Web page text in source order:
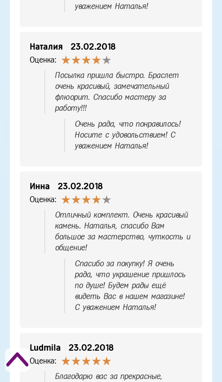
уважением Наталья!
Наталия 23.02.2018
Оценка:
Посылка пришла быстро. Браслет
очень красивый, замечательный
флюорит. Спасибо мастеру за
работу!!!
Очень рада, что понравилось!
Носите с удовольствием! С
уважением Наталья!
Инна 23.02.2018
Оценка:
Отличный комплект. Очень красивый
камень. Наталья, спасибо Вам
большое за мастерство, чуткость и
общение!
Спасибо за покупку! Я очень
рада, что украшение пришлось
по душе! Будем рады ещё
видеть Вас в нашем магазине!
С уважением Наталья!
Ludmila 23.02.2018
Оценка:
Благодарю вас за прекрасные,